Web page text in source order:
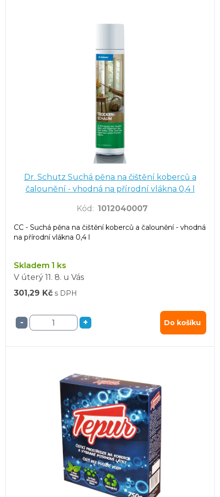
Dr. Schutz Suchá pěna na čištění koberců a
čalounění - vhodná na přírodní vlákna 0,4 l
Kód : 1012040007
CC - Suchá pěna na čištění koberců a čalounění - vhodná
na přírodní vlákna 0,4 l
Skladem 1 ks
V úterý 11. 8. u Vás
301,29 Kč s DPH
- + Do košíku